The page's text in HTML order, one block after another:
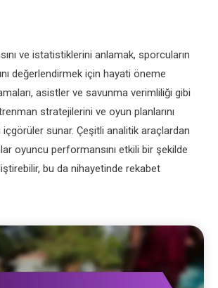
ve istatistiklerini anlamak, sporcuların
değerlendirmek için hayati öneme
asistler ve savunma verimliliği gibi
stratejilerini ve oyun planlarını
içgörüler sunar. Çeşitli analitik araçlardan
oyuncu performansını etkili bir şekilde
bu da nihayetinde rekabet